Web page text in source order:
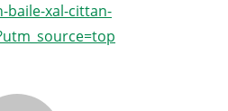
baile-xal-cittan-